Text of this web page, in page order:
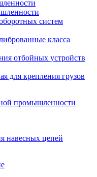
систем
класса
отбойных устройств
для крепления грузов
промышленности
навесных цепей